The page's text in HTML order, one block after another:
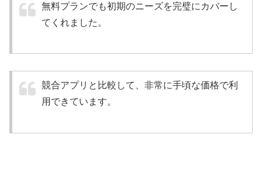
無料プランでも初期のニーズを完璧にカバーし
てくれました。
競合アプリと比較して、非常に手頃な価格で利
用できています。